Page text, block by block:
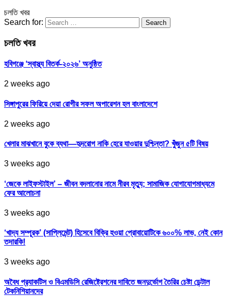
চলতি খবর
Search for:
চলতি খবর
হবিগঞ্জে ‘স্বাস্থ্য বিতর্ক-২০২৬’ অনুষ্ঠিত
2 weeks ago
সিঙ্গাপুরের ফিরিয়ে দেয়া রোগীর সফল অপারেশন হল বাংলাদেশে
2 weeks ago
খেলার মাঝখানে বুকে ব্যথা—হৃদরোগ নাকি হেরে যাওয়ার দুশ্চিন্তা? খুঁজুন ৫টি বিষয়
3 weeks ago
‘জেকে লাইফস্টাইল’ – জীবন বদলানোর নামে নীরব মৃত্যু; সামাজিক যোগাযোগমাধ্যমে
ফের আলোচনা
3 weeks ago
‘খাদ্য সম্পূরক’ (সাপ্লিমেন্ট) হিসেবে বিক্রি হওয়া প্রোবায়োটিকে ৬০০% লাভ, নেই কোন
তদারকি!
3 weeks ago
অবৈধ প্র‍্যাকটিস ও বিএমডিসি রেজিষ্ট্রেশনের দাবিতে জনদুর্ভোগ তৈরির চেষ্টা ডেন্টাল
টেকনিশিয়ানদের